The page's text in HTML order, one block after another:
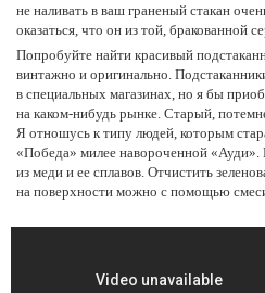
не наливать в ваш граненый стакан
оказаться, что он из той, бракованной
Попробуйте найти красивый
винтажно и оригинально.
в специальных магазинах, но я бы
на каком-нибудь рынке. Старый,
Я отношусь к типу людей, которым
«Победа» милее навороченной «Ауди».
из меди и ее сплавов. Отчистить
на поверхности можно с помощью